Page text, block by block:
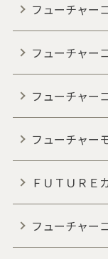
フューチャー
フューチャ
フューチャー
フューチャー
ＦＵＴＵＲＥ
フューチャー